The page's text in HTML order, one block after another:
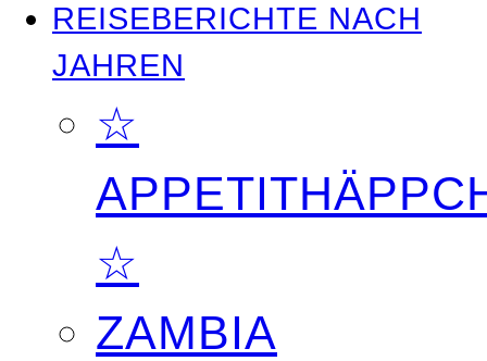
REISEBERICHTE NACH
JAHREN
☆
☆
ZAMBIA